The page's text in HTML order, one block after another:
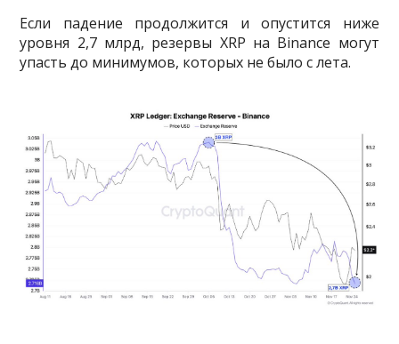
Если падение продолжится и опустится ниже
уровня 2,7 млрд, резервы XRP на Binance могут
упасть до минимумов, которых не было с лета.